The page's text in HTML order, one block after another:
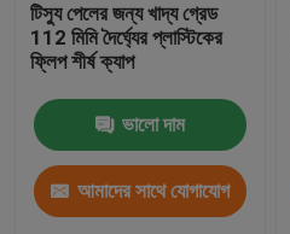
টিস্যু পেলের জন্য খাদ্য গ্রেড
112 মিমি দৈর্ঘ্যের প্লাস্টিকের
ফ্লিপ শীর্ষ ক্যাপ
ভালো দাম
আমাদের সাথে যোগাযোগ